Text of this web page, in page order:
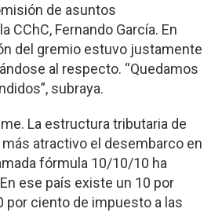
de asuntos
CChC, Fernando García. En
del gremio estuvo justamente
al respecto. “Quedamos
subraya.
La estructura tributaria de
más atractivo el desembarco en
fórmula 10/10/10 ha
ese país existe un 10 por
por ciento de impuesto a las